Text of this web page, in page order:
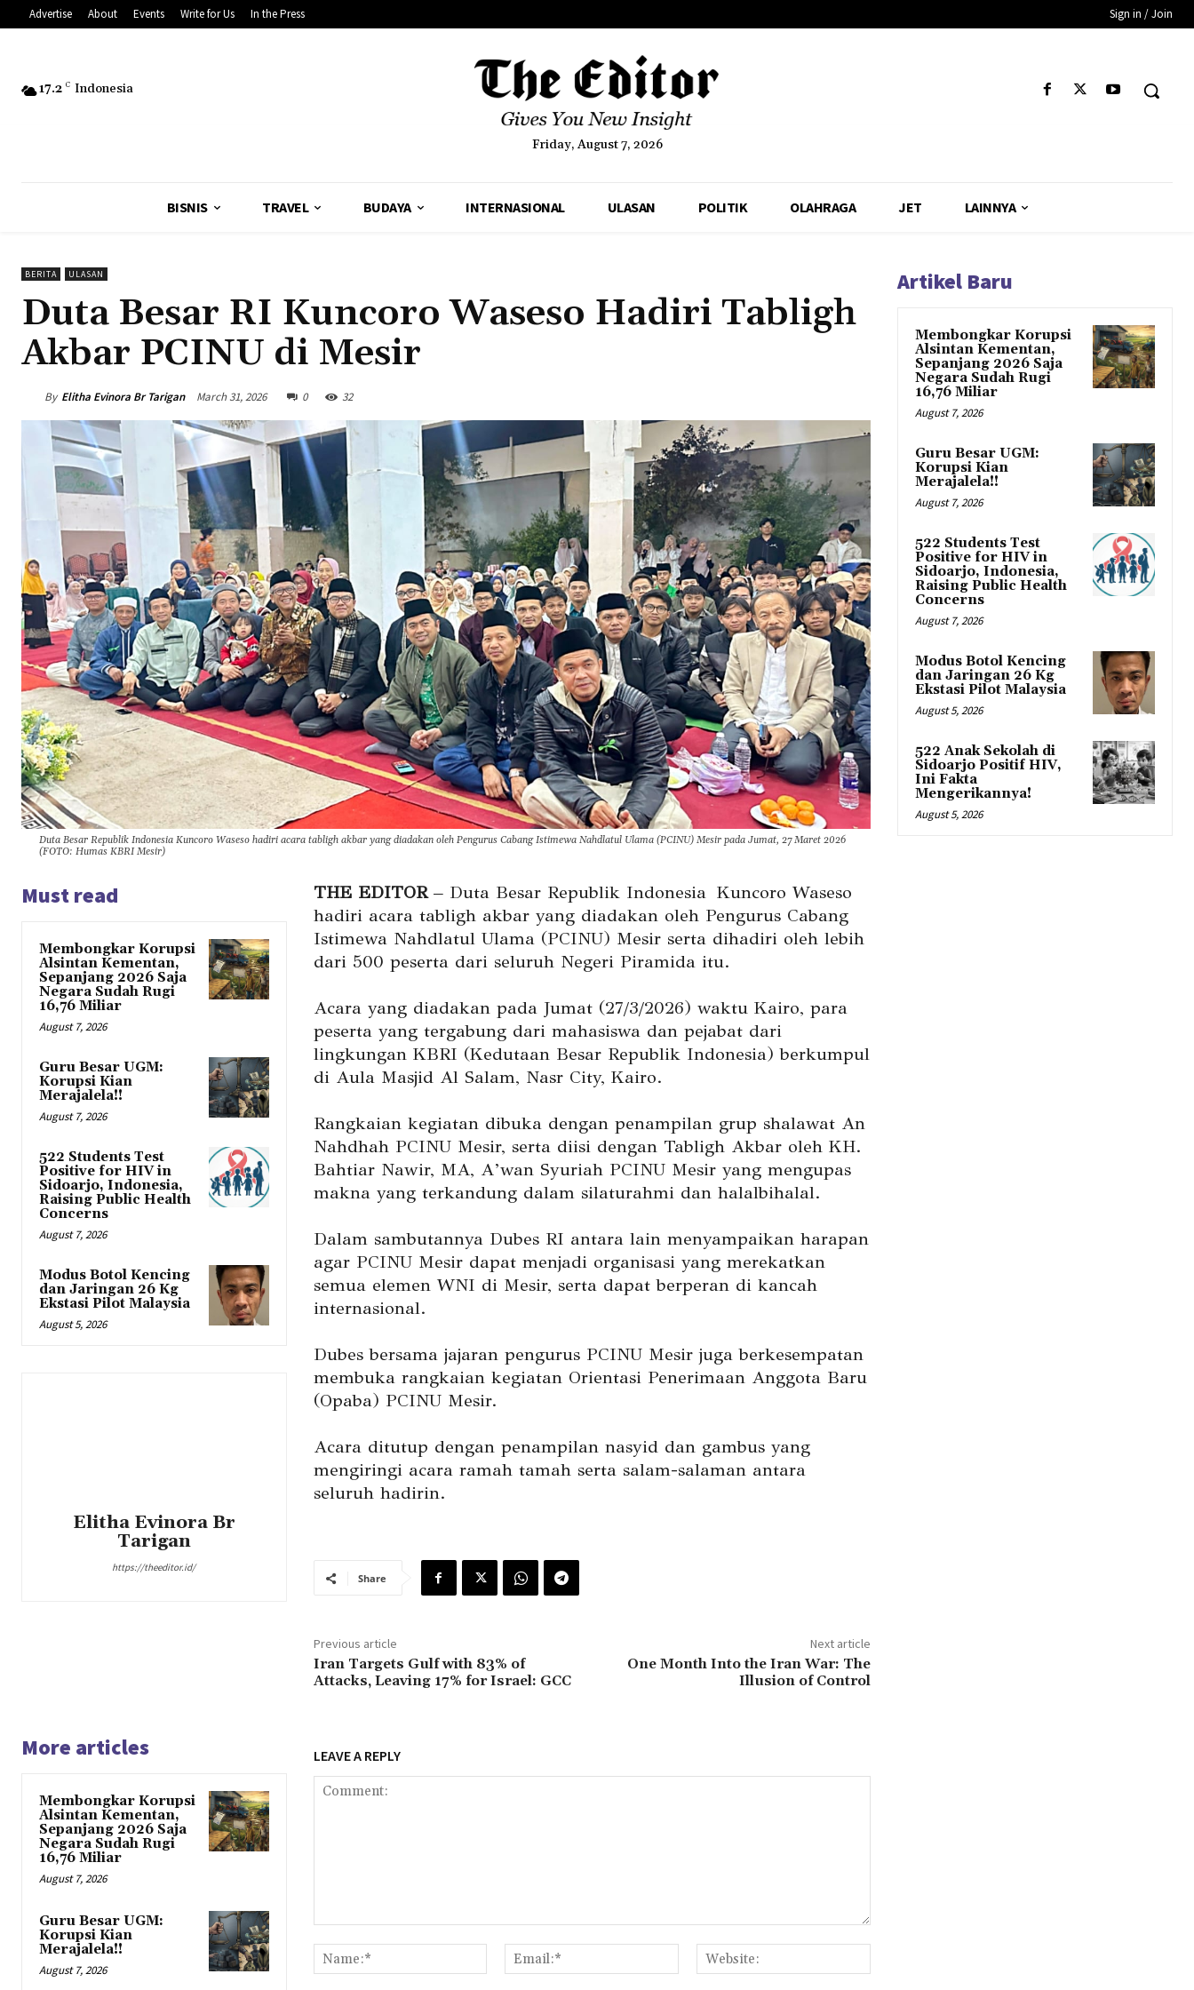
Advertise About Events Write for Us In the Press Sign in / Join
17.2 C Indonesia
Friday, August 7, 2026
BISNIS TRAVEL BUDAYA INTERNASIONAL ULASAN POLITIK OLAHRAGA JET LAINNYA
BERITA ULASAN
Duta Besar RI Kuncoro Waseso Hadiri Tabligh
Akbar PCINU di Mesir
By Elitha Evinora Br Tarigan March 31, 2026 0 32
Duta Besar Republik Indonesia Kuncoro Waseso hadiri acara tabligh akbar yang diadakan oleh Pengurus Cabang Istimewa Nahdlatul Ulama (PCINU) Mesir pada Jumat, 27 Maret 2026
(FOTO: Humas KBRI Mesir)
Must read
Membongkar Korupsi
Alsintan Kementan,
Sepanjang 2026 Saja
Negara Sudah Rugi
16,76 Miliar
August 7, 2026
Guru Besar UGM:
Korupsi Kian
Merajalela!!
August 7, 2026
522 Students Test
Positive for HIV in
Sidoarjo, Indonesia,
Raising Public Health
Concerns
August 7, 2026
Modus Botol Kencing
dan Jaringan 26 Kg
Ekstasi Pilot Malaysia
August 5, 2026
Elitha Evinora Br
Tarigan
https://theeditor.id/
THE EDITOR– Duta Besar Republik Indonesia Kuncoro Waseso
hadiri acara tabligh akbar yang diadakan oleh Pengurus Cabang
Istimewa Nahdlatul Ulama (PCINU) Mesir serta dihadiri oleh lebih
dari 500 peserta dari seluruh Negeri Piramida itu.
Acara yang diadakan pada Jumat (27/3/2026) waktu Kairo, para
peserta yang tergabung dari mahasiswa dan pejabat dari
lingkungan KBRI (Kedutaan Besar Republik Indonesia) berkumpul
di Aula Masjid Al Salam, Nasr City, Kairo.
Rangkaian kegiatan dibuka dengan penampilan grup shalawat An
Nahdhah PCINU Mesir, serta diisi dengan Tabligh Akbar oleh KH.
Bahtiar Nawir, MA, A’wan Syuriah PCINU Mesir yang mengupas
makna yang terkandung dalam silaturahmi dan halalbihalal.
Dalam sambutannya Dubes RI antara lain menyampaikan harapan
agar PCINU Mesir dapat menjadi organisasi yang merekatkan
semua elemen WNI di Mesir, serta dapat berperan di kancah
internasional.
Dubes bersama jajaran pengurus PCINU Mesir juga berkesempatan
membuka rangkaian kegiatan Orientasi Penerimaan Anggota Baru
(Opaba) PCINU Mesir.
Acara ditutup dengan penampilan nasyid dan gambus yang
mengiringi acara ramah tamah serta salam-salaman antara
seluruh hadirin.
Share
Previous article
Iran Targets Gulf with 83% of
Attacks, Leaving 17% for Israel: GCC
Next article
One Month Into the Iran War: The
Illusion of Control
More articles
Membongkar Korupsi
Alsintan Kementan,
Sepanjang 2026 Saja
Negara Sudah Rugi
16,76 Miliar
August 7, 2026
Guru Besar UGM:
Korupsi Kian
Merajalela!!
August 7, 2026
LEAVE A REPLY
Name:*
Email:*
Artikel Baru
Membongkar Korupsi
Alsintan Kementan,
Sepanjang 2026 Saja
Negara Sudah Rugi
16,76 Miliar
August 7, 2026
Guru Besar UGM:
Korupsi Kian
Merajalela!!
August 7, 2026
522 Students Test
Positive for HIV in
Sidoarjo, Indonesia,
Raising Public Health
Concerns
August 7, 2026
Modus Botol Kencing
dan Jaringan 26 Kg
Ekstasi Pilot Malaysia
August 5, 2026
522 Anak Sekolah di
Sidoarjo Positif HIV,
Ini Fakta
Mengerikannya!
August 5, 2026